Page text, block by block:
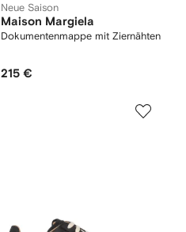
Neue Saison
Maison Margiela
Dokumentenmappe mit Ziernähten
215 €